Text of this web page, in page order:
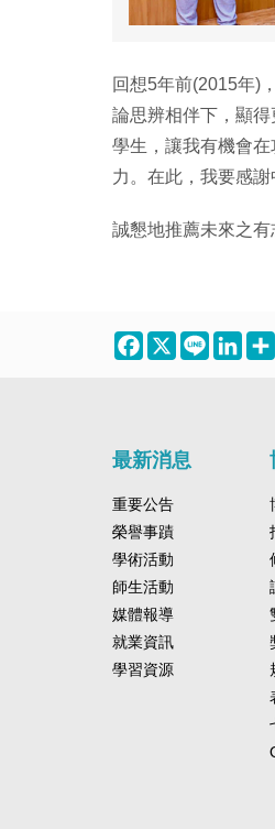
回想5年前(2015年)
論思辨相伴下，顯
學生，讓我有機會
力。在此，我要感
誠懇地推薦未來之
Facebook
X Line
最新消息
重要公告
榮譽事蹟
學術活動
師生活動
媒體報導
就業資訊
學習資源